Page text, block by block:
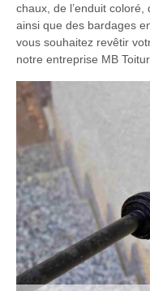
chaux, de l’enduit
ainsi que des bardages
vous souhaitez revêtir
notre entreprise MB